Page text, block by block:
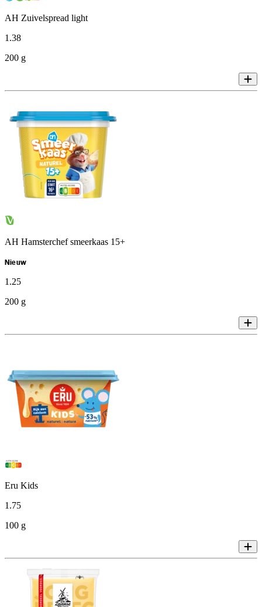
AH Zuivelspread light
1.38
200 g
AH Hamsterchef smeerkaas 15+
Nieuw
1.25
200 g
Eru Kids
1.75
100 g